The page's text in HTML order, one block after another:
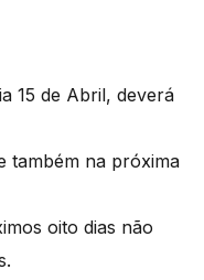
15 de Abril, deverá
também na próxima
oito dias não